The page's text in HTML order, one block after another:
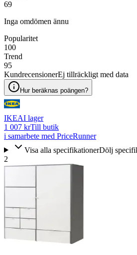
69
Inga omdömen ännu
Popularitet
100
Trend
95
KundrecensionerEj tillräckligt med data
Hur beräknas poängen?
IKEAI lager
1 007 krTill butik
i samarbete med PriceRunner
Visa alla specifikationerDölj
2